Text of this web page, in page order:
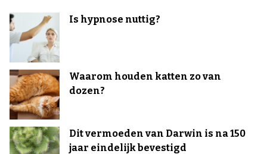
Is hypnose nuttig?
Waarom houden katten zo van
dozen?
Dit vermoeden van Darwin is na 150
jaar eindelijk bevestigd